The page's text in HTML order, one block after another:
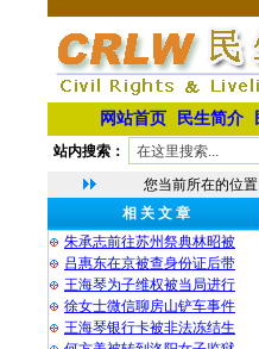
网站首页 民生简介
站内搜索：
您当前所在的位置
相 关 文 章
朱承志前往苏州祭典林昭被
吕惠东在京被查身份证后带
王海琴为子维权被当局进行
徐女士微信聊房山铲车事件
王海琴银行卡被非法冻结生